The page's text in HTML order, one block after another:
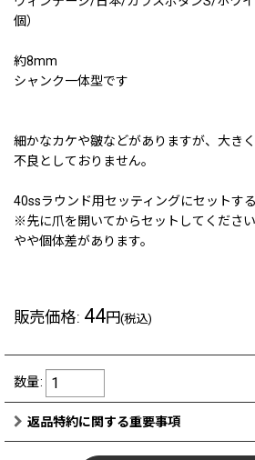
個）
約8mm
シャンク一体型です
細かなカケや皺などがありますが、大き
不良としておりません。
40ssラウンド用セッティングにセットす
※先に爪を開いてからセットしてくださ
やや個体差があります。
販売価格: 44円(税込)
数量:
返品特約に関する重要事項